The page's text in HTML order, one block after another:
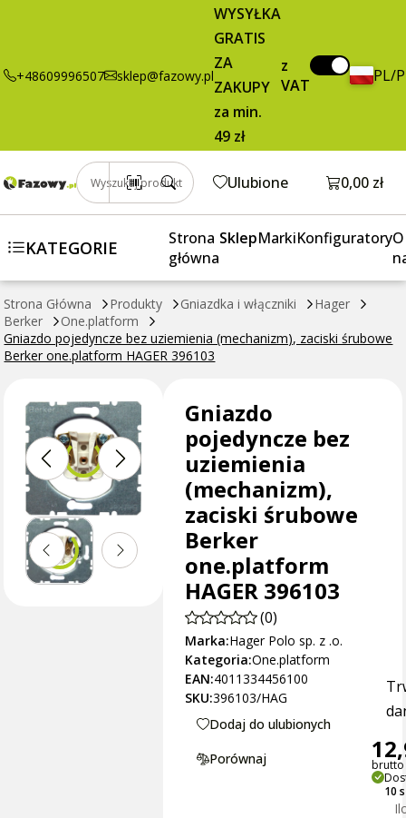
+48609996507 sklep@fazowy.pl
WYSYŁKA
GRATIS
ZA
ZAKUPY
za min.
49 zł
z
VAT
PL/
Wyszukaj produkt Ulubione Otwórz
0,00 zł
KATEGORIE
Strona
główna
SklepMarkiKonfiguratoryO
Strona Główna Produkty Gniazdka i włączniki
Hager
Berker
One.platform
Gniazdo pojedyncze bez uziemienia (mechanizm), zaciski śrubowe
Berker one.platform HAGER 396103
(mechanizm),
Berker
one.platform
HAGER 396103
brutto / szt. Dodaj do koszyka
Gniazdo
pojedyncze bez
uziemienia
(mechanizm),
zaciski śrubowe
Berker
one.platform
HAGER 396103
(0)
Marka:Hager Polo sp. z .o.
Kategoria:One.platform
EAN:4011334456100
SKU:396103/HAG
Dodaj do ulubionych
Porównaj
brutto
10